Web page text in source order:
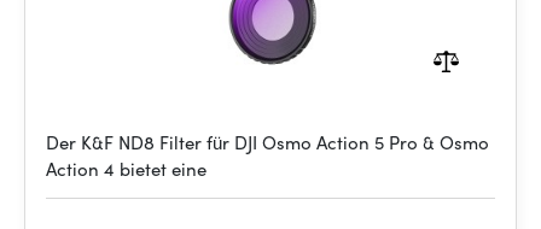
Der K&F ND8 Filter für DJI Osmo Action 5 Pro & Osmo
Action 4 bietet eine